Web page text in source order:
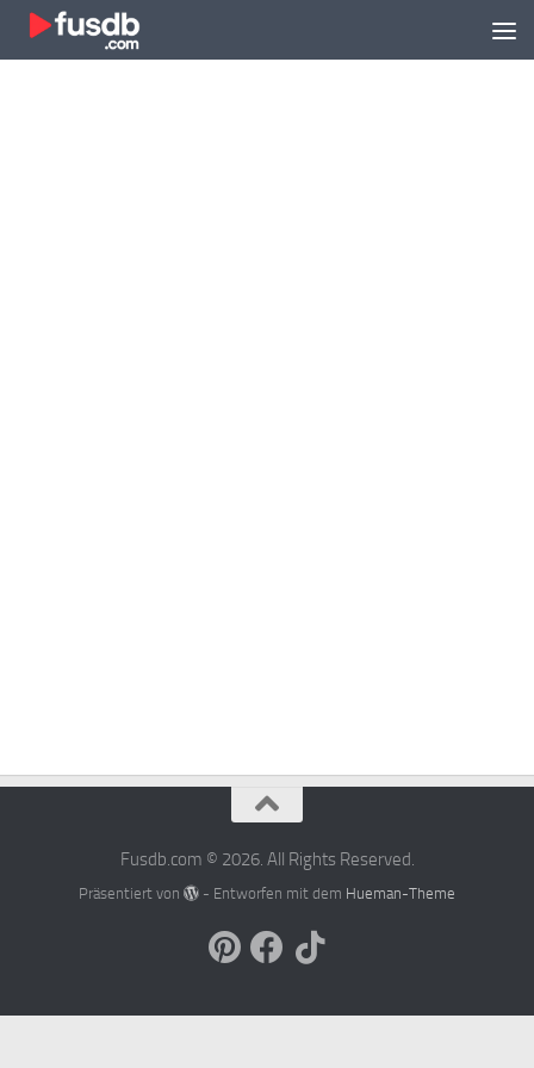
Zum Inhalt springen
Fusdb.com © 2026. All Rights Reserved.
Präsentiert von - Entworfen mit dem Hueman-Theme